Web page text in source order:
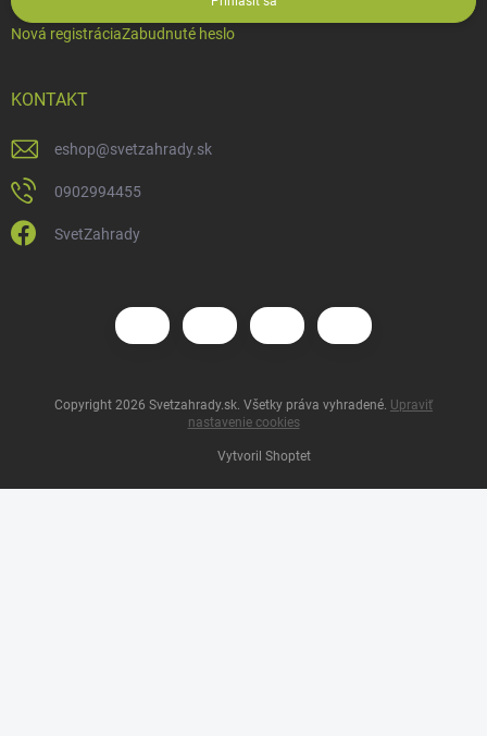
Nová registráciaZabudnuté heslo
KONTAKT
eshop@svetzahrady.sk
0902994455
SvetZahrady
Vytvoril Shoptet
Copyright 2026 Svetzahrady.sk. Všetky práva vyhradené. Upraviť
nastavenie cookies